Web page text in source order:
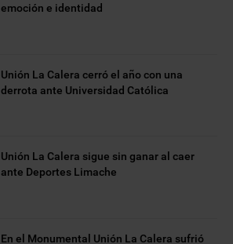
emoción e identidad
Unión La Calera cerró el año con una
derrota ante Universidad Católica
Unión La Calera sigue sin ganar al caer
ante Deportes Limache
En el Monumental Unión La Calera sufrió